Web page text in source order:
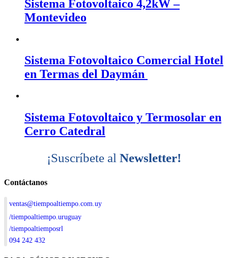
Sistema Fotovoltaico 4,2kW –
Montevideo
Sistema Fotovoltaico Comercial Hotel
en Termas del Daymán
Sistema Fotovoltaico y Termosolar en
Cerro Catedral
¡Suscríbete al Newsletter!
Contáctanos
ventas@tiempoaltiempo.com.uy
/tiempoaltiempo.uruguay
/tiempoaltiemposrl
094 242 432